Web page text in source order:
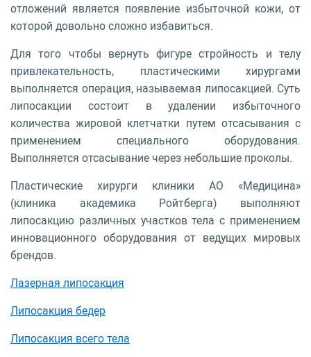
отложений является появление избыточной кожи, от
которой довольно сложно избавиться.
Для того чтобы вернуть фигуре стройность и телу
привлекательность, пластическими хирургами
выполняется операция, называемая липосакцией. Суть
липосакции состоит в удалении избыточного
количества жировой клетчатки путем отсасывания с
применением специального оборудования.
Выполняется отсасывание через небольшие проколы.
Пластические хирурги клиники АО «Медицина»
(клиника академика Ройтберга) выполняют
липосакцию различных участков тела с применением
инновационного оборудования от ведущих мировых
брендов.
Лазерная липосакция
Липосакция бедер
Липосакция всего тела